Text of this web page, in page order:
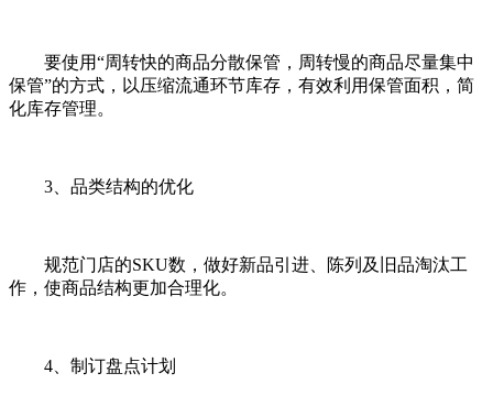
要使用“周转快的商品分散保管，周转慢的商品尽量集中
保管”的方式，以压缩流通环节库存，有效利用保管面积，简
化库存管理。
3、品类结构的优化
规范门店的SKU数，做好新品引进、陈列及旧品淘汰工
作，使商品结构更加合理化。
4、制订盘点计划